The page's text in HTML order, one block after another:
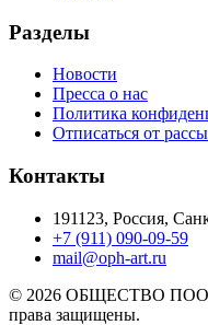
Разделы
Новости
Пресса о нас
Политика
Отписаться от
Контакты
191123, Россия,
+7 (911) 090-09-59
mail@oph-art.ru
© 2026 ОБЩЕСТВО
права защищены.